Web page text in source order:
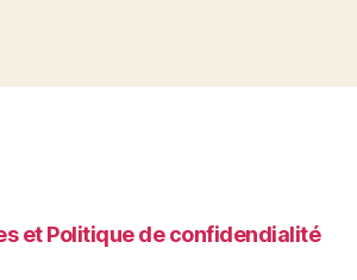
et Politique de confidendialité